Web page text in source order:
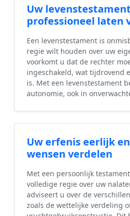
Uw levenstestament
professioneel laten
Een levenstestament is
regie wilt houden over uw
voorkomt u dat de rechter
ingeschakeld, wat tijdrovend
is. Met een levenstestament
autonomie, ook in
Uw erfenis eerlijk
wensen verdelen
Met een persoonlijk
volledige regie over uw
adviseert u over de
zoals de wettelijke verdeling